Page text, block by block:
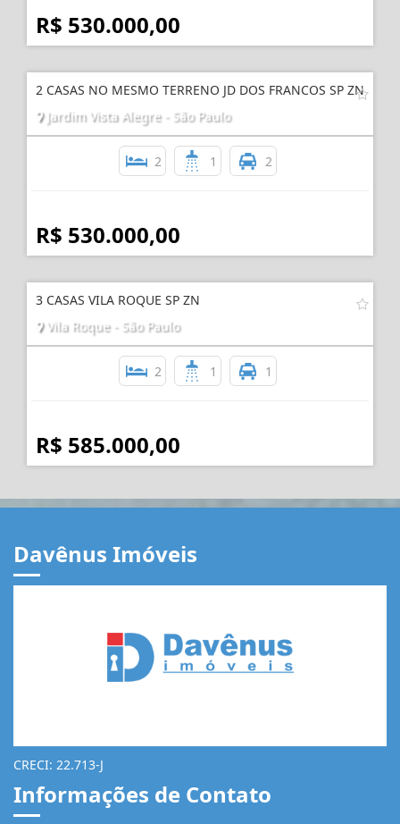
R$ 530.000,00
2 CASAS NO MESMO TERRENO JD DOS FRANCOS SP ZN
Jardim Vista Alegre - São Paulo
2 1 2
R$ 530.000,00
3 CASAS VILA ROQUE SP ZN
Vila Roque - São Paulo
2 1 1
R$ 585.000,00
Davênus Imóveis
CRECI: 22.713-J
Informações de Contato